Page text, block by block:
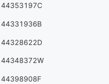
44353197C
44331936B
44328622D
44348372W
44398908F